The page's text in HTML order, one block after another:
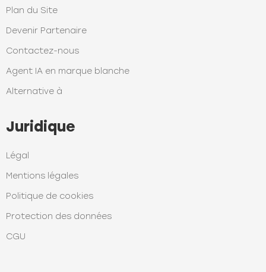
Plan du Site
Devenir Partenaire
Contactez-nous
Agent IA en marque blanche
Alternative à
Juridique
Légal
Mentions légales
Politique de cookies
Protection des données
CGU